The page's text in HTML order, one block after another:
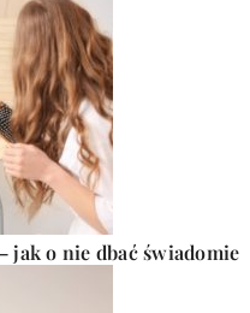
jak o nie dbać świadomie